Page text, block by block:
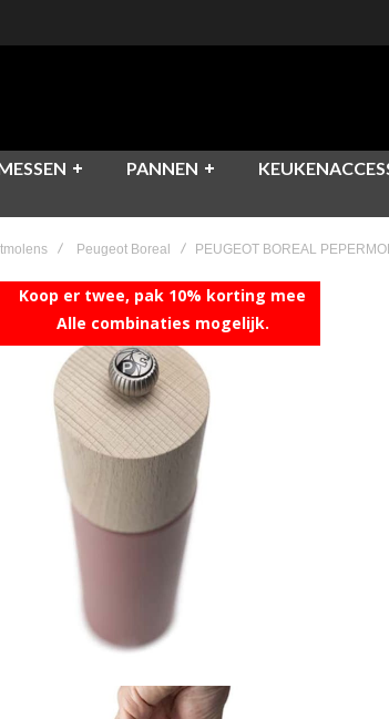
PANNEN
Peugeot Boreal PEUGEOT BOREAL
Koop er twee, pak 10% korting mee
Alle combinaties mogelijk.